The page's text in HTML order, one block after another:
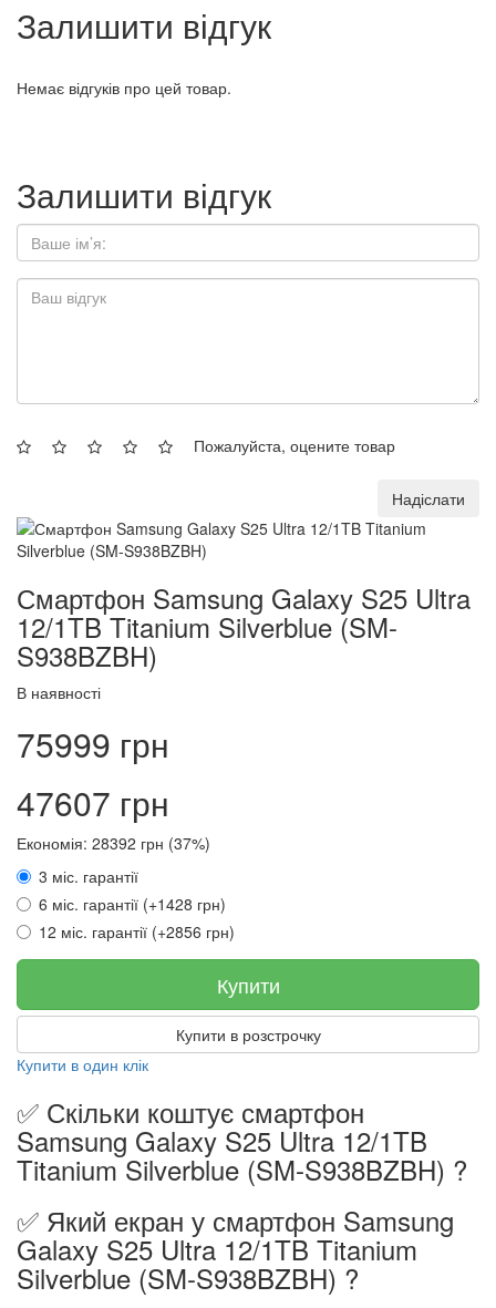
Залишити відгук
Немає відгуків про цей товар.
Залишити відгук
Пожалуйста, оцените товар
Надіслати
Смартфон Samsung Galaxy S25 Ultra
12/1TB Titanium Silverblue (SM-
S938BZBH)
В наявності
75999 грн
47607 грн
Економія: 28392 грн (37%)
3 міс. гарантії
6 міс. гарантії (+1428 грн)
12 міс. гарантії (+2856 грн)
Купити
Купити в розстрочку
Купити в один клік
✅ Скільки коштує смартфон
Samsung Galaxy S25 Ultra 12/1TB
Titanium Silverblue (SM-S938BZBH) ?
✅ Який екран у смартфон Samsung
Galaxy S25 Ultra 12/1TB Titanium
Silverblue (SM-S938BZBH) ?